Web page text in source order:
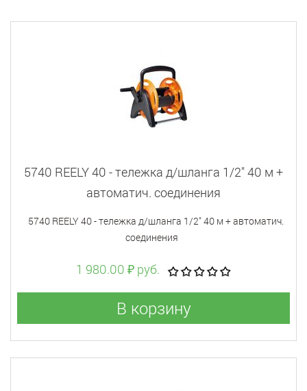
5740 REELY 40 - тележка д/шланга 1/2" 40 м +
автоматич. соединения
5740 REELY 40 - тележка д/шланга 1/2" 40 м + автоматич.
соединения
1 980.00 ₽ руб.
В корзину